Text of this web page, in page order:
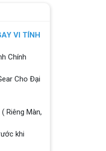
VI TÍNH
Chính
Cho Đại
Riêng Màn,
khi